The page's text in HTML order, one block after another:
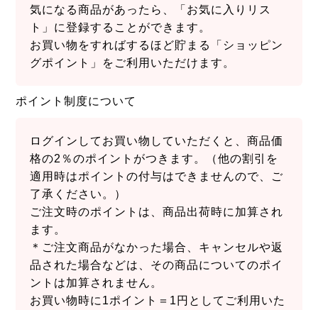
気になる商品があったら、「お気に入りリス
ト」に登録することができます。
お買い物をすればするほど貯まる「ショッピン
グポイント」をご利用いただけます。
ポイント制度について
ログインしてお買い物していただくと、商品価
格の2％のポイントがつきます。（他の割引を
適用時はポイントの付与はできませんので、ご
了承ください。）
ご注文時のポイントは、商品出荷時に加算され
ます。
＊ご注文商品がなかった場合、キャンセルや返
品された場合などは、その商品についてのポイ
ントは加算されません。
お買い物時に1ポイント＝1円としてご利用いた